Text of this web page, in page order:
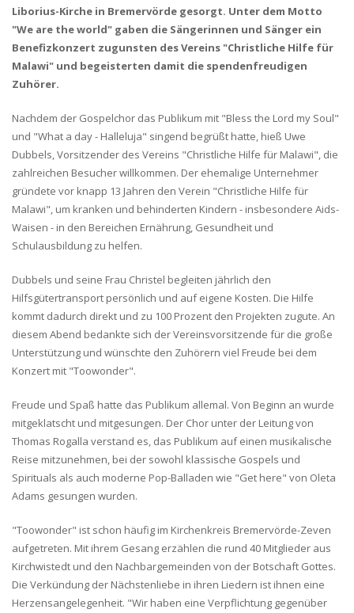
Liborius-Kirche in Bremervörde gesorgt. Unter dem Motto
"We are the world" gaben die Sängerinnen und Sänger ein
Benefizkonzert zugunsten des Vereins "Christliche Hilfe für
Malawi" und begeisterten damit die spendenfreudigen
Zuhörer.
Nachdem der Gospelchor das Publikum mit "Bless the Lord my Soul"
und "What a day - Halleluja" singend begrüßt hatte, hieß Uwe
Dubbels, Vorsitzender des Vereins "Christliche Hilfe für Malawi", die
zahlreichen Besucher willkommen. Der ehemalige Unternehmer
gründete vor knapp 13 Jahren den Verein "Christliche Hilfe für
Malawi", um kranken und behinderten Kindern - insbesondere Aids-
Waisen - in den Bereichen Ernährung, Gesundheit und
Schulausbildung zu helfen.
Dubbels und seine Frau Christel begleiten jährlich den
Hilfsgütertransport persönlich und auf eigene Kosten. Die Hilfe
kommt dadurch direkt und zu 100 Prozent den Projekten zugute. An
diesem Abend bedankte sich der Vereinsvorsitzende für die große
Unterstützung und wünschte den Zuhörern viel Freude bei dem
Konzert mit "Toowonder".
Freude und Spaß hatte das Publikum allemal. Von Beginn an wurde
mitgeklatscht und mitgesungen. Der Chor unter der Leitung von
Thomas Rogalla verstand es, das Publikum auf einen musikalische
Reise mitzunehmen, bei der sowohl klassische Gospels und
Spirituals als auch moderne Pop-Balladen wie "Get here" von Oleta
Adams gesungen wurden.
"Toowonder" ist schon häufig im Kirchenkreis Bremervörde-Zeven
aufgetreten. Mit ihrem Gesang erzählen die rund 40 Mitglieder aus
Kirchwistedt und den Nachbargemeinden von der Botschaft Gottes.
Die Verkündung der Nächstenliebe in ihren Liedern ist ihnen eine
Herzensangelegenheit. "Wir haben eine Verpflichtung gegenüber